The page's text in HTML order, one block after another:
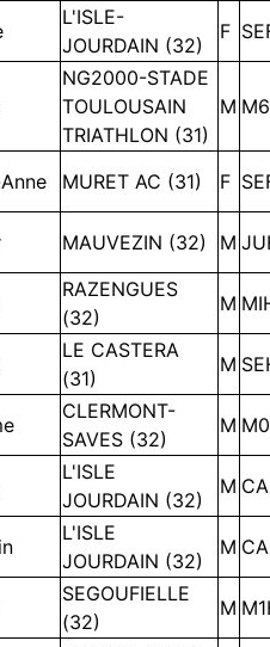
L'ISLE-
JOURDAIN (32)
F
NG2000-STADE
TOULOUSAIN
TRIATHLON (31)
M
MURET AC (31) F
MAUVEZIN (32) M
RAZENGUES
(32)
M
LE CASTERA
(31)
M
CLERMONT-
SAVES (32)
M
L'ISLE
JOURDAIN (32)
M
L'ISLE
JOURDAIN (32)
M
SEGOUFIELLE
(32)
M